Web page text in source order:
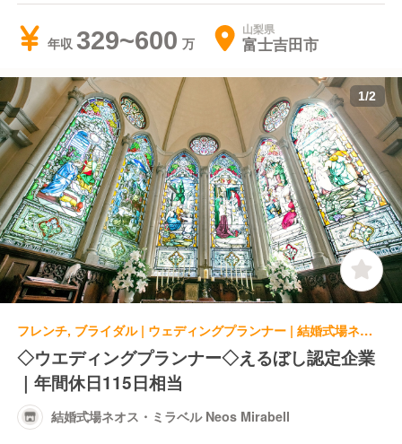
年収 329~600 山梨県
富士吉田市
1/2
フレンチ, ブライダル | ウェディングプランナー | 結婚式場ネオス・ミラベル Neos Mirabell
◇ウエディングプランナー◇えるぼし認定企業
｜年間休日115日相当
結婚式場ネオス・ミラベル Neos Mirabell